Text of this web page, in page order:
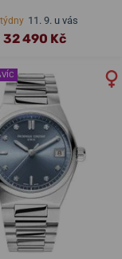
11. 9. u vás
32 490 Kč